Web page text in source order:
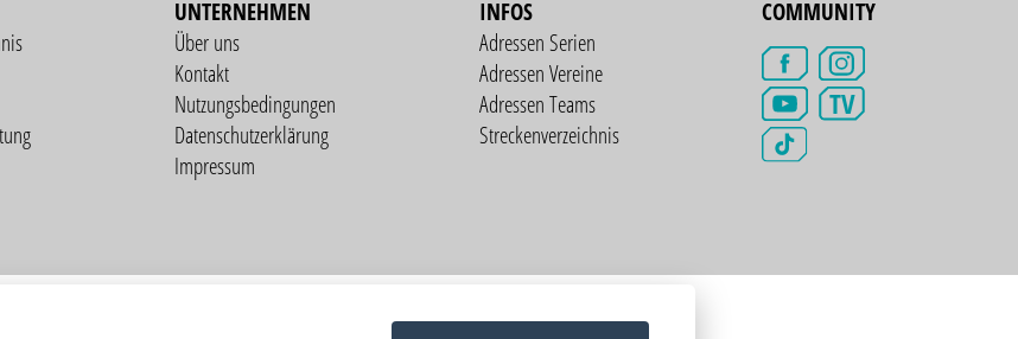
UNTERNEHMEN
Über uns
Kontakt
Nutzungsbedingungen
Datenschutzerklärung
Impressum
INFOS
Adressen Serien
Adressen Vereine
Adressen Teams
Streckenverzeichnis
COMMUNITY
TV